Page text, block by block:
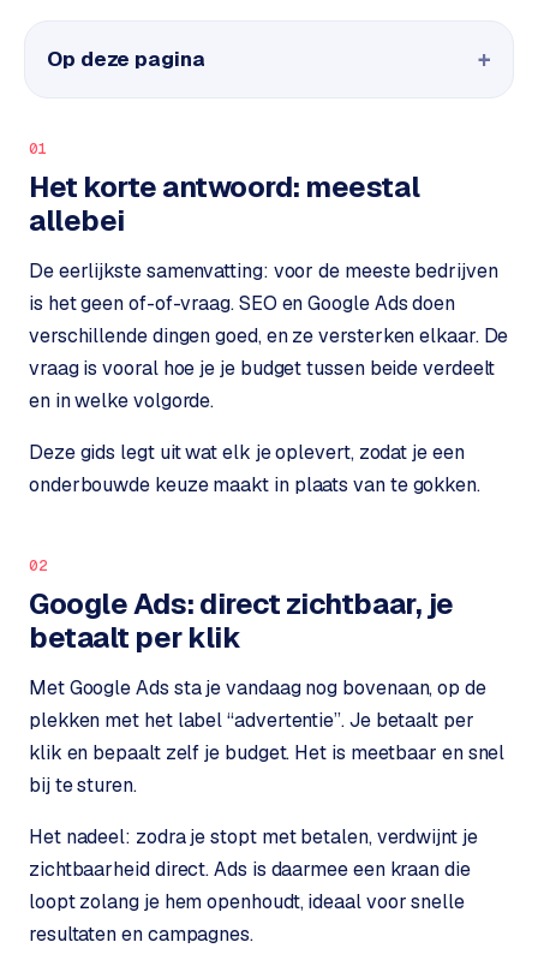
n
t
w
e
b
s
h
o
p
S
i
f
w
e
b
s
o
p
W
o
o
l
W
e
r
k
g
e
i
e
O
v
e
r
o
n
s
W
e
r
k
Op deze pagina
01
Het korte antwoord: meestal
allebei
De eerlijkste samenvatting: voor de meeste bedrijven
is het geen of-of-vraag. SEO en Google Ads doen
verschillende dingen goed, en ze versterken elkaar. De
vraag is vooral hoe je je budget tussen beide verdeelt
en in welke volgorde.
Deze gids legt uit wat elk je oplevert, zodat je een
onderbouwde keuze maakt in plaats van te gokken.
02
Google Ads: direct zichtbaar, je
betaalt per klik
Met Google Ads sta je vandaag nog bovenaan, op de
plekken met het label “advertentie”. Je betaalt per
klik en bepaalt zelf je budget. Het is meetbaar en snel
bij te sturen.
Het nadeel: zodra je stopt met betalen, verdwijnt je
zichtbaarheid direct. Ads is daarmee een kraan die
loopt zolang je hem openhoudt, ideaal voor snelle
resultaten en campagnes.